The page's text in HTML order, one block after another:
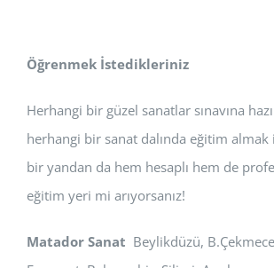
Öğrenmek İstedikleriniz
Herhangi bir güzel sanatlar sınavına
herhangi bir sanat dalında eğitim
bir yandan da hem hesaplı hem de
eğitim yeri mi arıyorsanız!
Matador Sanat Beylikdüzü,